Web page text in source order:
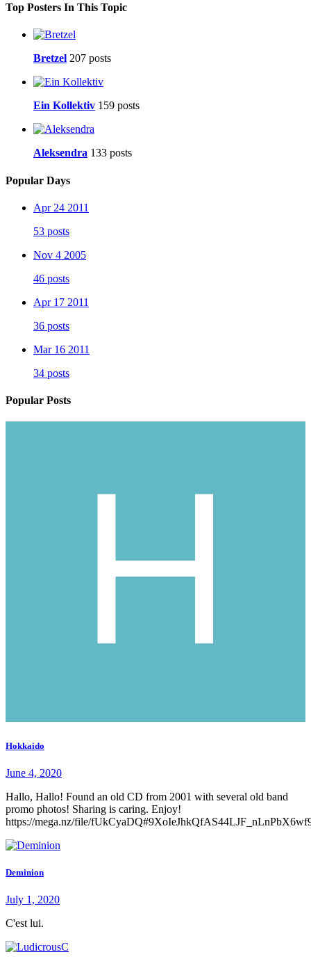
Top Posters In This Topic
Bretzel 207 posts
Ein Kollektiv 159 posts
Aleksendra 133 posts
Popular Days
Apr 24 2011
53 posts
Nov 4 2005
46 posts
Apr 17 2011
36 posts
Mar 16 2011
34 posts
Popular Posts
Hokkaido
June 4, 2020
Hallo, Hallo! Found an old CD from 2001 with several old band
promo photos! Sharing is caring. Enjoy!
https://mega.nz/file/
Deminion
July 1, 2020
C'est lui.